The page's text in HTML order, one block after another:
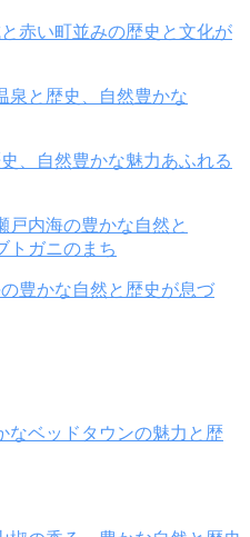
赤い町並みの歴史と文化が
、自然豊かな魅力あふれる
豊かな自然と歴史が息づ
なベッドタウンの魅力と歴